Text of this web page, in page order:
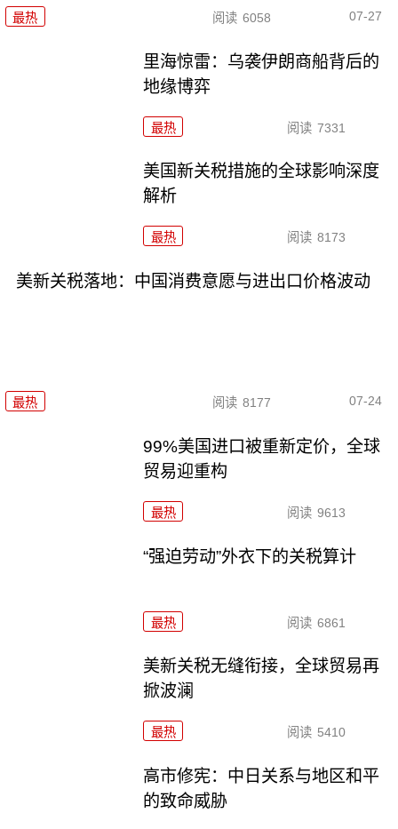
最热 阅读 6058 07-27
里海惊雷：乌袭伊朗商船背后的
地缘博弈
最热 阅读 7331
美国新关税措施的全球影响深度
解析
最热 阅读 8173
美新关税落地：中国消费意愿与进出口价格波动
最热 阅读 8177 07-24
99%美国进口被重新定价，全球
贸易迎重构
最热 阅读 9613
“强迫劳动”外衣下的关税算计
最热 阅读 6861
美新关税无缝衔接，全球贸易再
掀波澜
最热 阅读 5410
高市修宪：中日关系与地区和平
的致命威胁